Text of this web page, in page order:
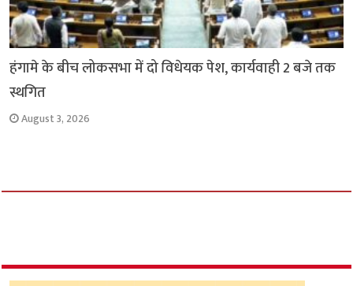
हंगामे के बीच लोकसभा में दो विधेयक पेश, कार्यवाही 2 बजे तक
स्थगित
August 3, 2026